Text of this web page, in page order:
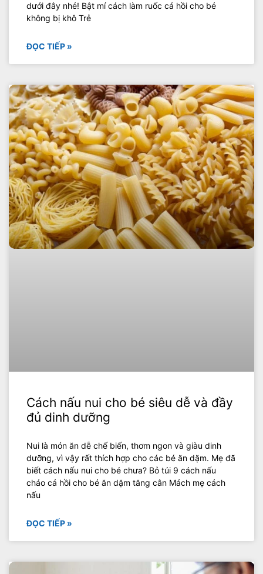
dưới đây nhé! Bật mí cách làm ruốc cá hồi cho bé
không bị khô Trẻ
ĐỌC TIẾP »
Cách nấu nui cho bé siêu dễ và đầy
đủ dinh dưỡng
Nui là món ăn dễ chế biến, thơm ngon và giàu dinh
dưỡng, vì vậy rất thích hợp cho các bé ăn dặm. Mẹ đã
biết cách nấu nui cho bé chưa? Bỏ túi 9 cách nấu
cháo cá hồi cho bé ăn dặm tăng cân Mách mẹ cách
nấu
ĐỌC TIẾP »